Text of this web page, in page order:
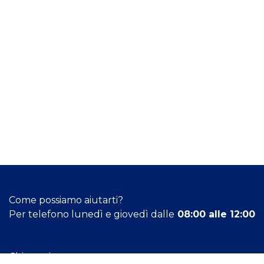
Come possiamo aiutarti?
Per telefono lunedì e giovedì dalle 08:00 alle 12:00
Chiamaci